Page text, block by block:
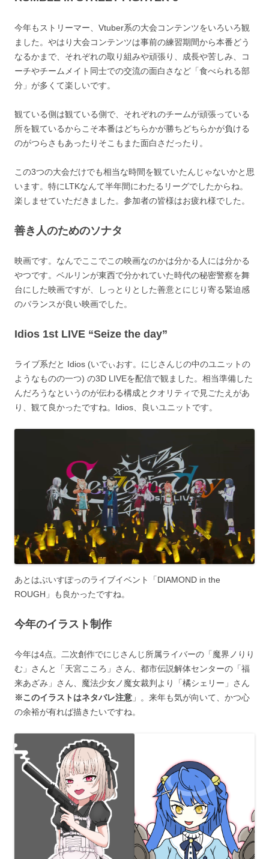
今年もストリーマー、Vtuber系の大会コンテンツをいろいろ観
ました。やはり大会コンテンツは事前の練習期間から本番どう
なるかまで、それぞれの取り組みや頑張り、成長や苦しみ、コ
ーチやチームメイト同士での交流の面白さなど「食べられる部
分」が多くて楽しいです。
観ている側は観ている側で、それぞれのチームが頑張っている
所を観ているからこそ本番はどちらかが勝ちどちらかが負ける
のがつらさもあったりそこもまた面白さだったり。
この3つの大会だけでも相当な時間を観ていたんじゃないかと思
います。特にLTKなんて半年間にわたるリーグでしたからね。
楽しませていただきました。参加者の皆様はお疲れ様でした。
善き人のためのソナタ
映画です。なんでここでこの映画なのかは分かる人には分かる
やつです。ベルリンが東西で分かれていた時代の秘密警察を舞
台にした映画ですが、しっとりとした善意とにじり寄る緊迫感
のバランスが良い映画でした。
Idios 1st LIVE “Seize the day”
ライブ系だと Idios (いでぃおす。にじさんじの中のユニットの
ようなものの一つ) の3D LIVEを配信で観ました。相当準備した
んだろうなというのが伝わる構成とクオリティで見ごたえがあ
り、観て良かったですね。Idios、良いユニットです。
あとはぶいすぽっのライブイベント「DIAMOND in the
ROUGH」も良かったですね。
今年のイラスト制作
今年は4点。二次創作でにじさんじ所属ライバーの「魔界ノりり
む」さんと「天宮こころ」さん、都市伝説解体センターの「福
来あざみ」さん、魔法少女ノ魔女裁判より「橘シェリー」さん
※このイラストはネタバレ注意 」。来年も気が向いて、かつ心
の余裕が有れば描きたいですね。